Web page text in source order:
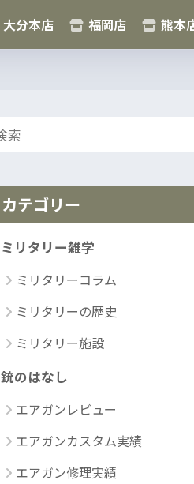
大分本店 福岡店 熊本
カテゴリー
ミリタリー雑学
ミリタリーコラム
ミリタリーの歴史
ミリタリー施設
銃のはなし
エアガンレビュー
エアガンカスタム実績
エアガン修理実績